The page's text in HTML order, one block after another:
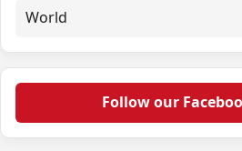
World
Follow our